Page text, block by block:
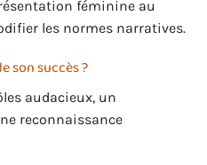
féminine au
les normes narratives.
son succès ?
audacieux, un
reconnaissance